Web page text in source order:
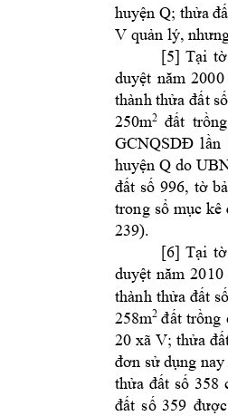
huyện Q; thửa
V quản lý,
[5] Tại tờ
duyệt năm 2000
thành thửa đất số
250m2 đất trồng
GCNQSDĐ lần
huyện Q do
đất số 996, tờ b
trong sổ mục kê
239).
[6] Tại tờ
duyệt năm 2010
thành thửa đất số
258m2 đất trồng
20 xã V; thửa
đơn sử dụng nay
thửa đất số 358
đất số 359 được